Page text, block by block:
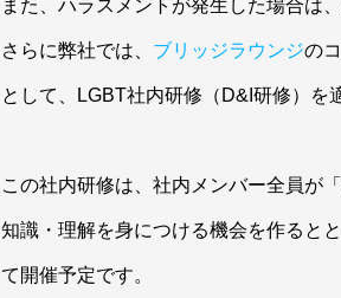
また、ハラスメントが発生した場合は
さらに弊社では、 ブリッジラウンジの
として、LGBT社内研修（D&I研修）を
この社内研修は、社内メンバー全員が
知識・理解を身につける機会を作ると
て開催予定です。